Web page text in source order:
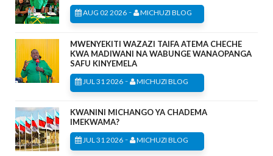
AUG 02 2026 - MICHUZI BLOG
MWENYEKITI WAZAZI TAIFA ATEMA CHECHE
KWA MADIWANI NA WABUNGE WANAOPANGA
SAFU KINYEMELA
JUL 31 2026 - MICHUZI BLOG
KWANINI MICHANGO YA CHADEMA
IMEKWAMA?
JUL 31 2026 - MICHUZI BLOG